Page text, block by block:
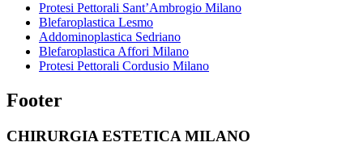
Protesi Pettorali Sant’Ambrogio Milano
Blefaroplastica Lesmo
Addominoplastica Sedriano
Blefaroplastica Affori Milano
Protesi Pettorali Cordusio Milano
Footer
CHIRURGIA ESTETICA MILANO